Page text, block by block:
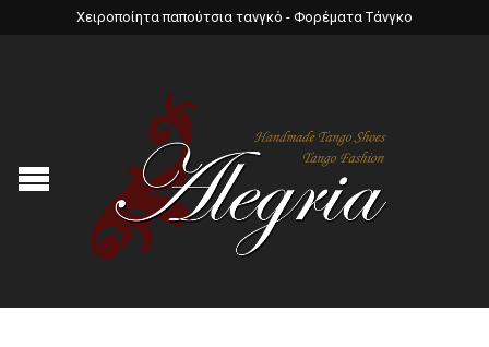
Χειροποίητα παπούτσια τανγκό - Φορέματα Τάνγκο